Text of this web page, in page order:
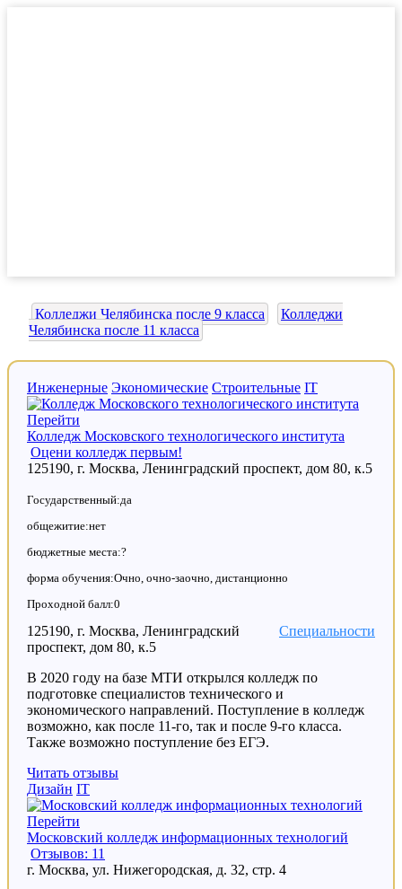
Колледжи Челябинска после 9 класса
Колледжи
Челябинска после 11 класса
Инженерные Экономические Строительные IT
Перейти
Колледж Московского технологического института
Оцени колледж первым!
125190, г. Москва, Ленинградский проспект, дом 80, к.5
Государственный:да
общежитие:нет
бюджетные места:?
форма обучения:Очно, очно-заочно, дистанционно
Проходной балл:0
Специальности
125190, г. Москва, Ленинградский
проспект, дом 80, к.5
В 2020 году на базе МТИ открылся колледж по
подготовке специалистов технического и
экономического направлений. Поступление в колледж
возможно, как после 11-го, так и после 9-го класса.
Также возможно поступление без ЕГЭ.
Читать отзывы
Дизайн IT
Перейти
Московский колледж информационных технологий
Отзывов: 11
г. Москва, ул. Нижегородская, д. 32, стр. 4